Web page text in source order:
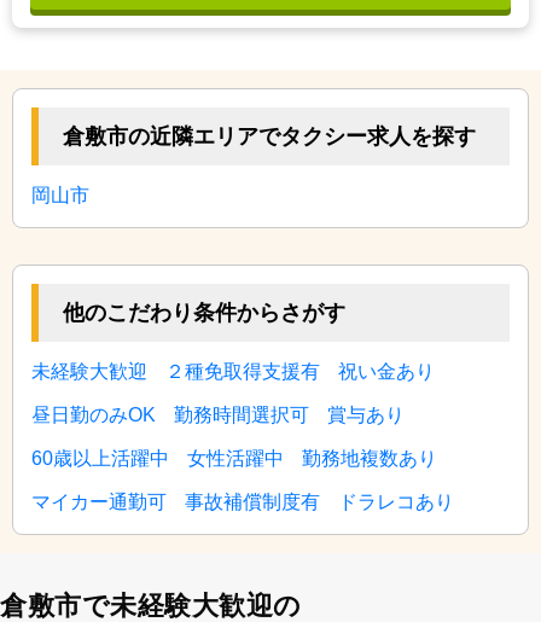
倉敷市の近隣エリアでタクシー求人を探す
岡山市
他のこだわり条件からさがす
未経験大歓迎 ２種免取得支援有 祝い金あり
昼日勤のみOK 勤務時間選択可 賞与あり
60歳以上活躍中 女性活躍中 勤務地複数あり
マイカー通勤可 事故補償制度有 ドラレコあり
倉敷市で未経験大歓迎の